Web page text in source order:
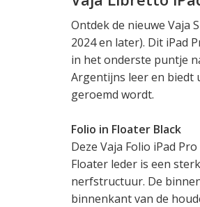
Ontdek de nieuwe Vaja
2024 en later). Dit iPad
in het onderste puntje
Argentijns leer en biedt
geroemd wordt.
Folio in Floater Black
Deze Vaja Folio iPad
Floater leder is een
nerfstructuur. De
binnenkant van de